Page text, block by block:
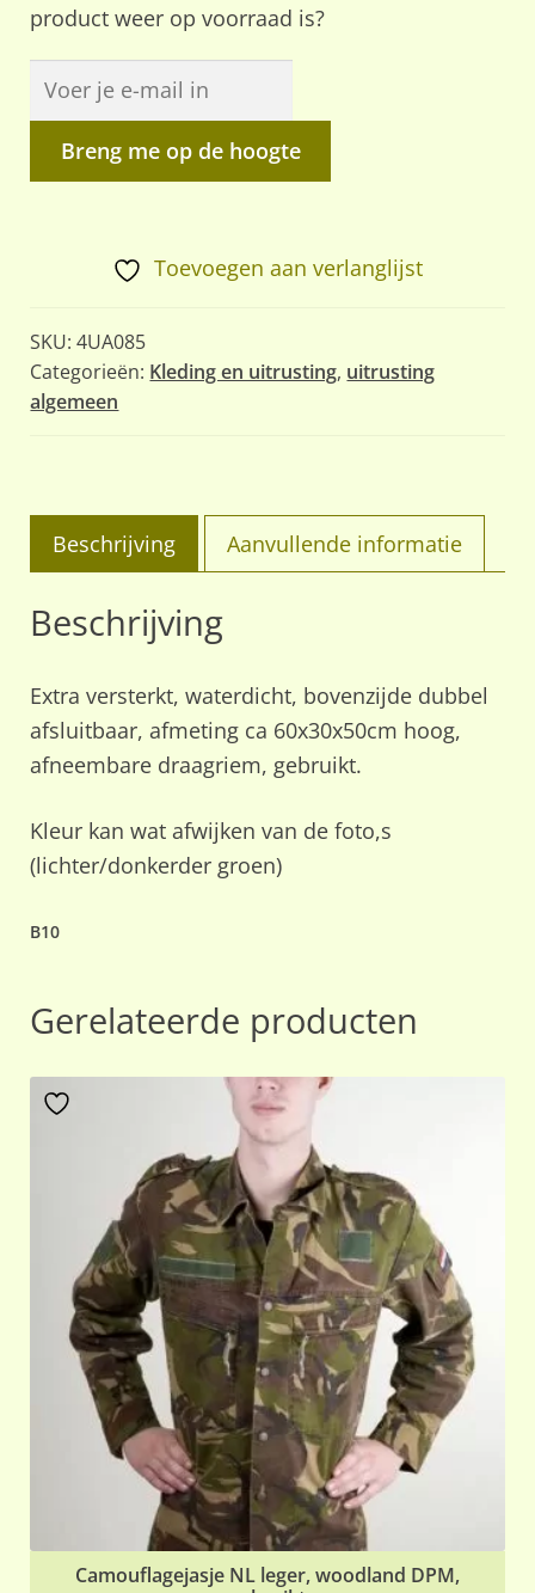
product weer op voorraad is?
Breng me op de hoogte
Toevoegen aan verlanglijst
SKU:4UA085
Categorieën: Kleding en uitrusting, uitrusting
algemeen
Beschrijving Aanvullende informatie
Beschrijving
Extra versterkt, waterdicht, bovenzijde dubbel
afsluitbaar, afmeting ca 60x30x50cm hoog,
afneembare draagriem, gebruikt.
Kleur kan wat afwijken van de foto,s
(lichter/donkerder groen)
B10
Gerelateerde producten
Camouflagejasje NL leger, woodland DPM,